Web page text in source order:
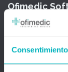
Consentimiento
Ofimedic